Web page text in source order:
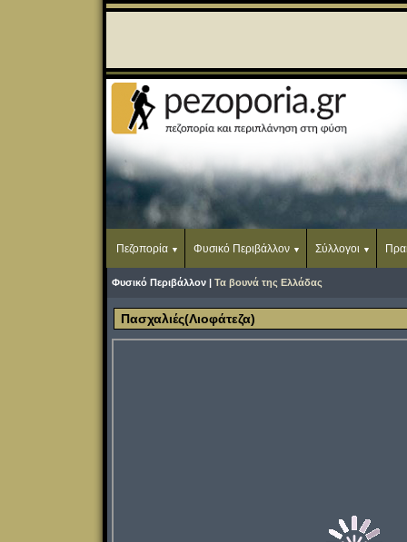
Πεζοπορία Φυσικό Περιβάλλον Σύλλογοι
Φυσικό Περιβάλλον | Τα βουνά της Ελλάδας
Πασχαλιές(Λιοφάτεζα)